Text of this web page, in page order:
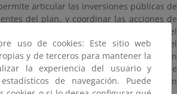
permite articular las inversiones públicas de
del plan, y coordinar las acciones de
de la cadena de valor, en aras a lograr el
de transformación eficiente del
otras, en el PERTE VEC se recogen
se aprueba en esta orden, como una de
pues promueve las inversiones en
uso de cookies: Este sitio web
y de terceros para mantener la
la experiencia del usuario y
de navegación. Puede